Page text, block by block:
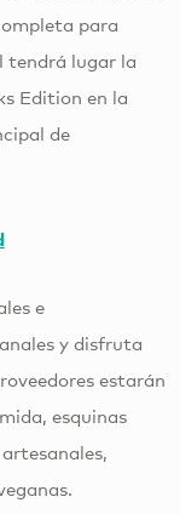
para
tendrá lugar la
Edition en la
de
e
y disfruta
estarán
esquinas